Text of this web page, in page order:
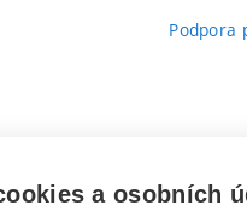
Podpora
a osobních